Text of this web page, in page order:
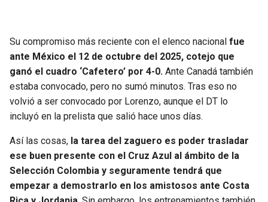
Su compromiso más reciente con el elenco nacional fue
ante México el 12 de octubre del 2025, cotejo que
ganó el cuadro ‘Cafetero’ por 4-0. Ante Canadá también
estaba convocado, pero no sumó minutos. Tras eso no
volvió a ser convocado por Lorenzo, aunque el DT lo
incluyó en la prelista que salió hace unos días.
Así las cosas, la tarea del zaguero es poder trasladar
ese buen presente con el Cruz Azul al ámbito de la
Selección Colombia y seguramente tendrá que
empezar a demostrarlo en los amistosos ante Costa